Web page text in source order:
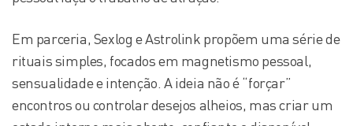
Em parceria, Sexlog e Astrolink propõem uma série de
rituais simples, focados em magnetismo pessoal,
sensualidade e intenção. A ideia não é “forçar”
encontros ou controlar desejos alheios, mas criar um